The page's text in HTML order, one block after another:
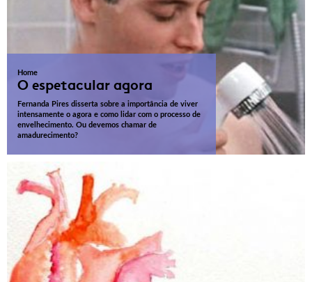
Home
O espetacular agora
Fernanda Pires disserta sobre a importância de viver
intensamente o agora e como lidar com o processo de
envelhecimento. Ou devemos chamar de
amadurecimento?